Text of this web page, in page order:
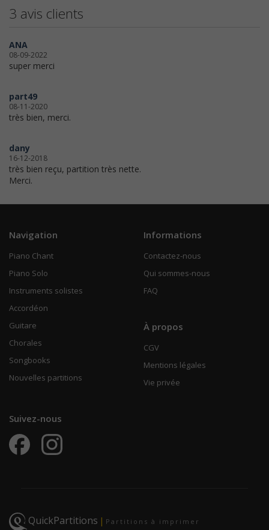
3 avis clients
ANA
08-09-2022
super merci
part49
08-11-2020
très bien, merci.
dany
16-12-2018
très bien reçu, partition très nette.
Merci.
Navigation
Piano Chant
Piano Solo
Instruments solistes
Accordéon
Guitare
Chorales
Songbooks
Nouvelles partitions
Informations
Contactez-nous
Qui sommes-nous
FAQ
À propos
CGV
Mentions légales
Vie privée
Suivez-nous
QuickPartitions | Partitions à imprimer